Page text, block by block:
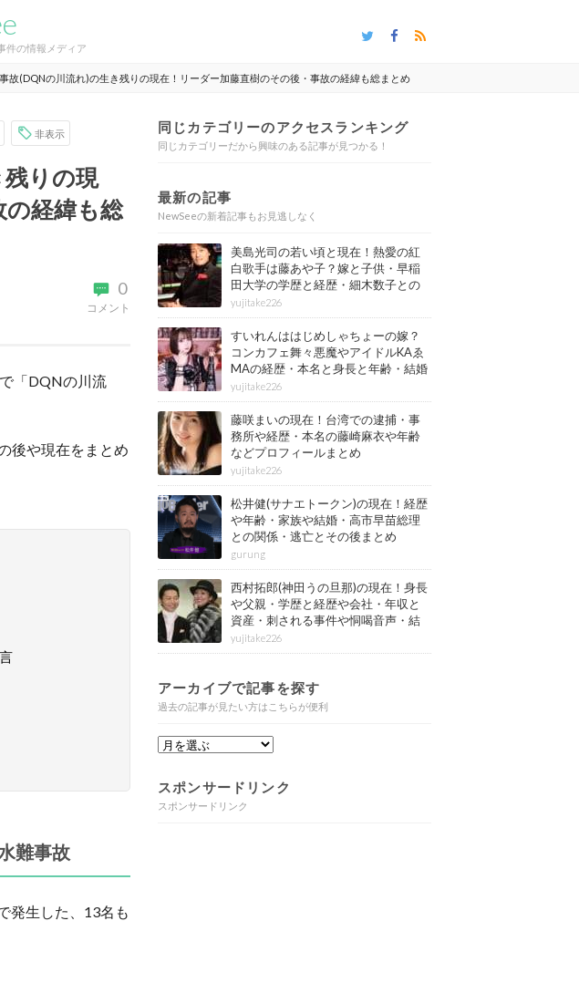
件の情報メディア
故(DQNの川流れ)の生き残りの現在！リーダー加藤直樹のその後・事故の経緯も総まとめ
非表示
りの現
の経緯も総
0
コメント
「DQNの川流
後や現在をまとめ
難事故
発生した、13名も
同じカテゴリーのアクセスランキング
同じカテゴリーだから興味のある記事が見つかる！
最新の記事
NewSeeの新着記事もお見逃しなく
美島光司の若い頃と現在！熱愛の紅
白歌手は藤あや子？嫁と子供・早稲
田大学の学歴と経歴・細木数子との
確執もまとめ
yujitake226
すいれんははじめしゃちょーの嫁？
コンカフェ舞々悪魔やアイドルKAゑ
MAの経歴・本名と身長と年齢・結婚
情報もまとめ
yujitake226
藤咲まいの現在！台湾での逮捕・事
務所や経歴・本名の藤崎麻衣や年齢
などプロフィールまとめ
yujitake226
松井健(サナエトークン)の現在！経歴
や年齢・家族や結婚・高市早苗総理
との関係・逃亡とその後まとめ
gurung
西村拓郎(神田うの旦那)の現在！身長
や父親・学歴と経歴や会社・年収と
資産・刺される事件や恫喝音声・結
婚と子供や自宅・脳梗塞の病気もま
とめ
yujitake226
アーカイブで記事を探す
過去の記事が見たい方はこちらが便利
スポンサードリンク
スポンサードリンク